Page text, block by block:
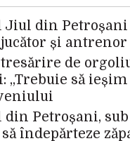
Jiul din
și
tresărire de
„Trebuie să
din Petroșani,
îndepărteze